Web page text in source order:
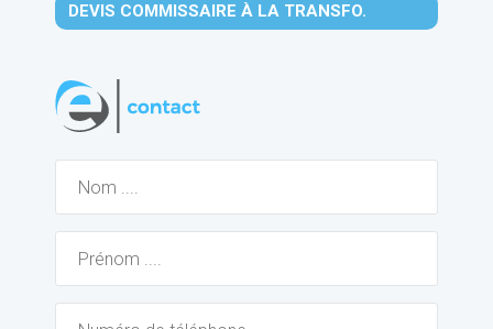
DEVIS COMMISSAIRE À LA TRANSFO.